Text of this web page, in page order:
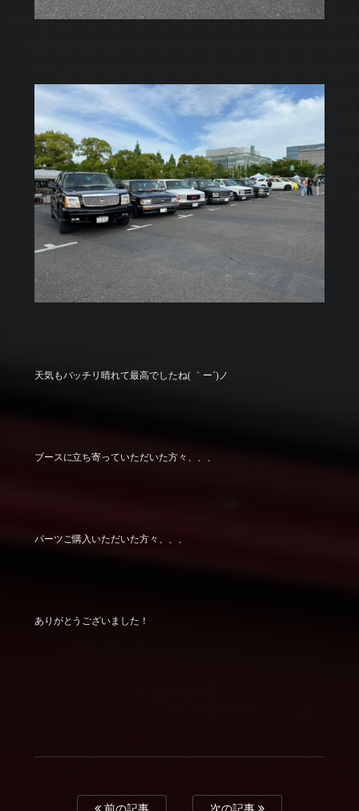
天気もバッチリ晴れて最高でしたね( ｀ー´)ノ
ブースに立ち寄っていただいた方々、、、
パーツご購入いただいた方々、、、
ありがとうございました！
前の記事 次の記事